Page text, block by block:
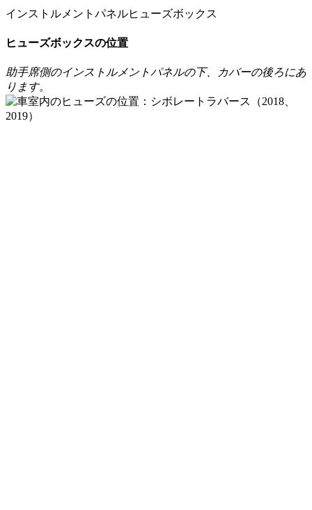
インストルメントパネルヒューズボックス
ヒューズボックスの位置
助手席側のインストルメントパネルの下、カバーの後ろにあ
ります。